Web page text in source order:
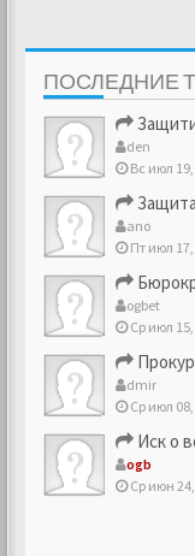
ПОСЛЕДНИЕ
den
Вс июл 19,
Защита
ano
Пт июл 17,
ogbet
Ср июл 15,
dmir
Ср июл 08,
Иск о
ogb
Ср июн 24,